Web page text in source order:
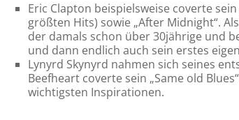
Eric Clapton beispielsweise coverte
größten Hits) sowie „After Midnight“.
der damals schon über 30jährige und
und dann endlich auch sein erstes
Lynyrd Skynyrd nahmen sich seines
Beefheart coverte sein „Same old
wichtigsten Inspirationen.